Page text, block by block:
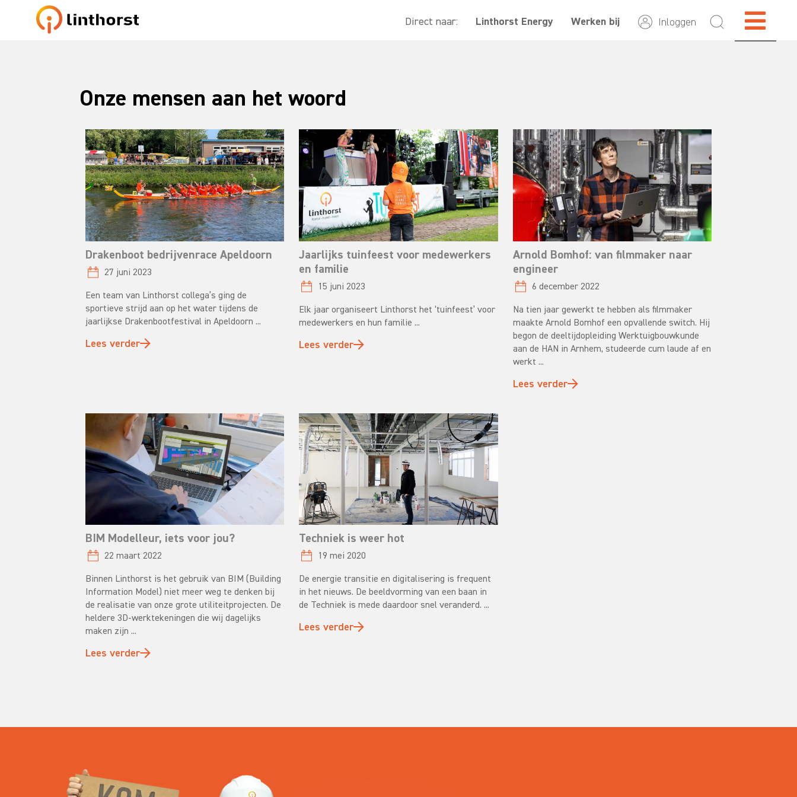
Direct naar: Linthorst Energy Werken bij Inloggen
Onze mensen aan het woord
Drakenboot bedrijvenrace Apeldoorn
27 juni 2023
Een team van Linthorst collega’s ging de
sportieve strijd aan op het water tijdens de
jaarlijkse Drakenbootfestival in Apeldoorn ...
Lees verder
Jaarlijks tuinfeest voor medewerkers
en familie
15 juni 2023
Elk jaar organiseert Linthorst het ‘tuinfeest’ voor
medewerkers en hun familie ...
Lees verder
Arnold Bomhof: van filmmaker naar
engineer
6 december 2022
Na tien jaar gewerkt te hebben als filmmaker
maakte Arnold Bomhof een opvallende switch. Hij
begon de deeltijdopleiding Werktuigbouwkunde
aan de HAN in Arnhem, studeerde cum laude af en
werkt ...
Lees verder
BIM Modelleur, iets voor jou?
22 maart 2022
Binnen Linthorst is het gebruik van BIM (Building
Information Model) niet meer weg te denken bij
de realisatie van onze grote utiliteitprojecten. De
heldere 3D-werktekeningen die wij dagelijks
maken zijn ...
Lees verder
Techniek is weer hot
19 mei 2020
De energie transitie en digitalisering is frequent
in het nieuws. De beeldvorming van een baan in
de Techniek is mede daardoor snel veranderd. ...
Lees verder